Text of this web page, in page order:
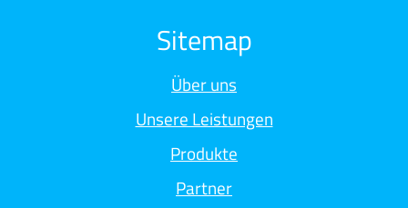
Sitemap
Über uns
Unsere Leistungen
Produkte
Partner